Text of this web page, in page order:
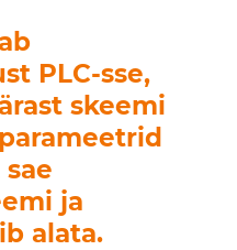
PLC-sse,
skeemi
ja
alata.